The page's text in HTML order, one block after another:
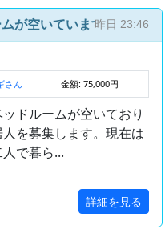
が空いています昨日 23:46
さん 金額: 75,000円
ドルームが空いており
を募集します。 ​現在は
で暮ら...
詳細を見る